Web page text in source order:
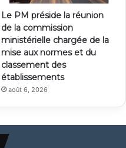
Le PM préside la réunion
de la commission
ministérielle chargée de la
mise aux normes et du
classement des
établissements
août 6, 2026